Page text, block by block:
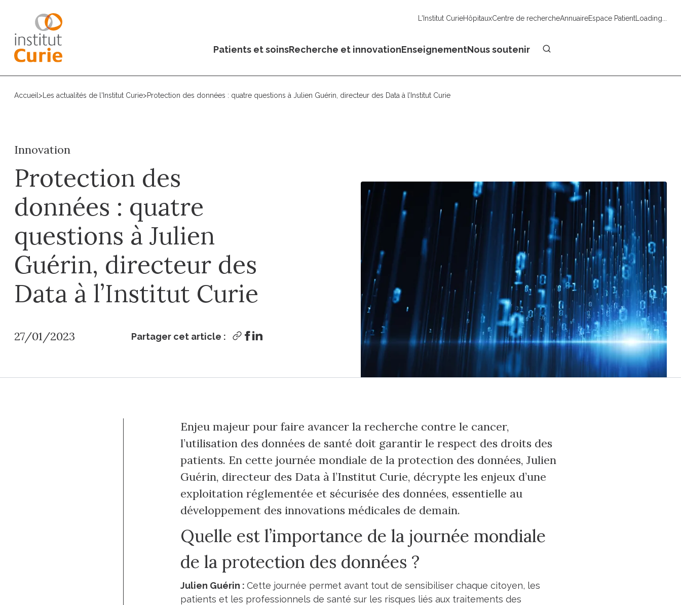
L'Institut CurieHôpitauxCentre de rechercheAnnuaireEspace PatientLoading...
Patients et soinsRecherche et innovationEnseignementNous soutenir
Accueil > Les actualités de l'Institut Curie>Protection des données : quatre questions à Julien Guérin, directeur des Data à l’Institut Curie
Innovation
Protection des
données : quatre
questions à Julien
Guérin, directeur des
Data à l’Institut Curie
27/01/2023 Partager cet article :
Enjeu majeur pour faire avancer la recherche contre le cancer,
l’utilisation des données de santé doit garantir le respect des droits des
patients. En cette journée mondiale de la protection des données, Julien
Guérin, directeur des Data à l’Institut Curie, décrypte les enjeux d’une
exploitation réglementée et sécurisée des données, essentielle au
développement des innovations médicales de demain.
Quelle est l’importance de la journée mondiale
de la protection des données ?
Julien Guérin : Cette journée permet avant tout de sensibiliser chaque citoyen, les
patients et les professionnels de santé sur les risques liés aux traitements des